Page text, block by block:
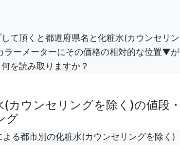
て頂くと都道府県名と化粧水(カウンセリン
ラーメーターにその価格の相対的な位置▼が
を読み取りますか？
カウンセリングを除く)の値段・
グ
る都市別の化粧水(カウンセリングを除く)